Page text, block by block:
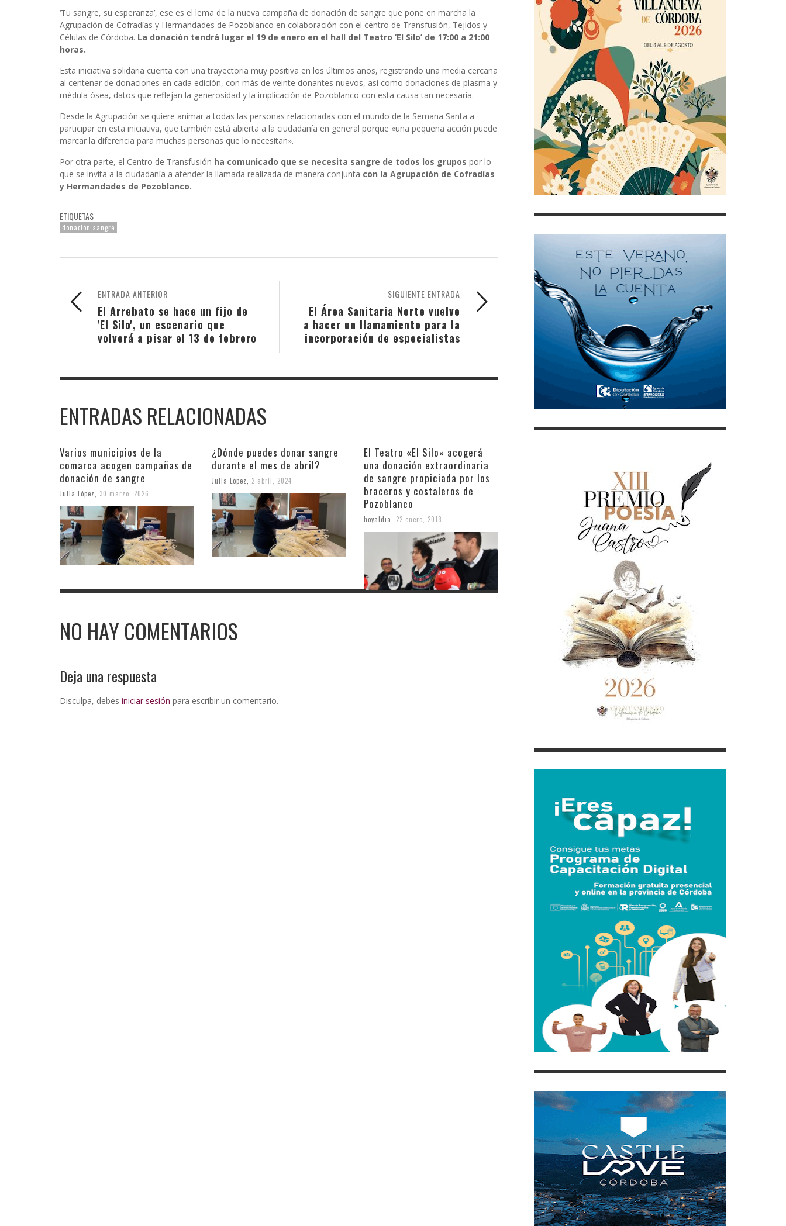
‘Tu sangre, su esperanza’, ese es el lema de la nueva campaña de donación de sangre que pone en marcha la
Agrupación de Cofradías y Hermandades de Pozoblanco en colaboración con el centro de Transfusión, Tejidos y
Células de Córdoba. La donación tendrá lugar el 19 de enero en el hall del Teatro ‘El Silo’ de 17:00 a 21:00
horas.
Esta iniciativa solidaria cuenta con una trayectoria muy positiva en los últimos años, registrando una media cercana
al centenar de donaciones en cada edición, con más de veinte donantes nuevos, así como donaciones de plasma y
médula ósea, datos que reflejan la generosidad y la implicación de Pozoblanco con esta causa tan necesaria.
Desde la Agrupación se quiere animar a todas las personas relacionadas con el mundo de la Semana Santa a
participar en esta iniciativa, que también está abierta a la ciudadanía en general porque «una pequeña acción puede
marcar la diferencia para muchas personas que lo necesitan».
Por otra parte, el Centro de Transfusión ha comunicado que se necesita sangre de todos los grupos por lo
que se invita a la ciudadanía a atender la llamada realizada de manera conjunta con la Agrupación de Cofradías
y Hermandades de Pozoblanco.
ETIQUETAS
donación sangre
SIGUIENTE ENTRADA
El Área Sanitaria Norte vuelve
a hacer un llamamiento para la
incorporación de especialistas
ENTRADA ANTERIOR
El Arrebato se hace un fijo de
'El Silo', un escenario que
volverá a pisar el 13 de febrero
ENTRADAS RELACIONADAS
Varios municipios de la
comarca acogen campañas de
donación de sangre
Julia López 30 marzo, 2026
¿Dónde puedes donar sangre
durante el mes de abril?
Julia López 2 abril, 2024
El Teatro «El Silo» acogerá
una donación extraordinaria
de sangre propiciada por los
braceros y costaleros de
Pozoblanco
hoyaldia 22 enero, 2018
NO HAY COMENTARIOS
Deja una respuesta
Disculpa, debes iniciar sesión para escribir un comentario.